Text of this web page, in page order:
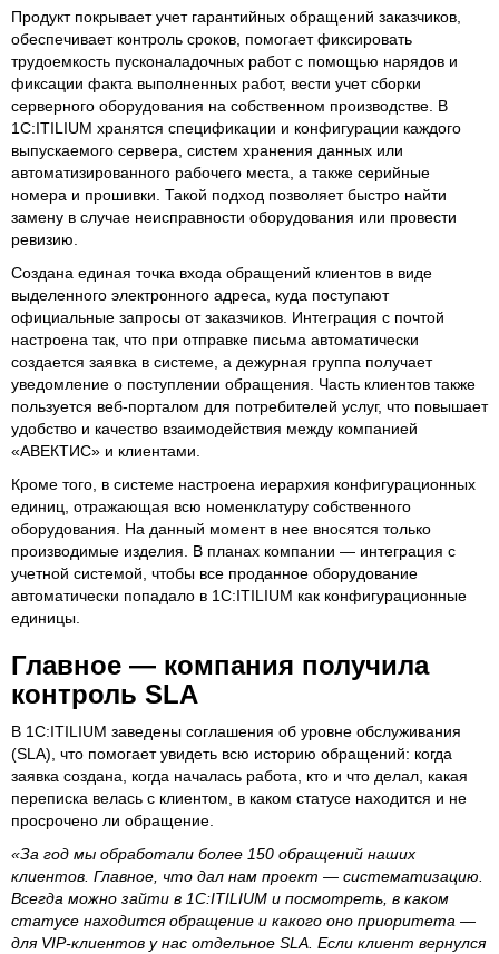
Продукт покрывает учет гарантийных обращений заказчиков,
обеспечивает контроль сроков, помогает фиксировать
трудоемкость пусконаладочных работ с помощью нарядов и
фиксации факта выполненных работ, вести учет сборки
серверного оборудования на собственном производстве. В
1С:ITILIUM хранятся спецификации и конфигурации каждого
выпускаемого сервера, систем хранения данных или
автоматизированного рабочего места, а также серийные
номера и прошивки. Такой подход позволяет быстро найти
замену в случае неисправности оборудования или провести
ревизию.
Создана единая точка входа обращений клиентов в виде
выделенного электронного адреса, куда поступают
официальные запросы от заказчиков. Интеграция с почтой
настроена так, что при отправке письма автоматически
создается заявка в системе, а дежурная группа получает
уведомление о поступлении обращения. Часть клиентов также
пользуется веб-порталом для потребителей услуг, что повышает
удобство и качество взаимодействия между компанией
«АВЕКТИС» и клиентами.
Кроме того, в системе настроена иерархия конфигурационных
единиц, отражающая всю номенклатуру собственного
оборудования. На данный момент в нее вносятся только
производимые изделия. В планах компании — интеграция с
учетной системой, чтобы все проданное оборудование
автоматически попадало в 1С:ITILIUM как конфигурационные
единицы.
Главное — компания получила
контроль SLA
В 1С:ITILIUM заведены соглашения об уровне обслуживания
(SLA), что помогает увидеть всю историю обращений: когда
заявка создана, когда началась работа, кто и что делал, какая
переписка велась с клиентом, в каком статусе находится и не
просрочено ли обращение.
«За год мы обработали более 150 обращений наших
клиентов. Главное, что дал нам проект — систематизацию.
Всегда можно зайти в 1С:ITILIUM и посмотреть, в каком
статусе находится обращение и какого оно приоритета —
для VIP-клиентов у нас отдельное SLA. Если клиент вернулся